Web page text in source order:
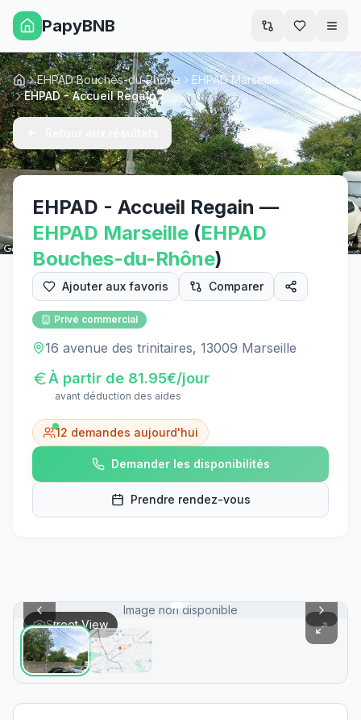
PapyBNB
Street View
AccueilEHPAD Bouches-du-Rhône
EHPAD Marseille
EHPAD - Accueil Regain
EHPAD - Accueil Regain —
EHPAD Marseille (EHPAD
Bouches-du-Rhône)
Ajouter aux favoris Comparer
Privé commercial
16 avenue des trinitaires, 13009 Marseille
À partir de 81.95€/jour
avant déduction des aides
12 demandes aujourd'hui
Demander les disponibilités
Prendre rendez-vous
Image non disponible
Street View